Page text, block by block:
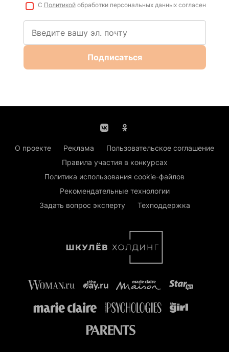
С Политикойобработки персональных данных согласен
Подписаться
О проекте Реклама
Пользовательское соглашение
Правила участия в конкурсах
Политика использования cookie-файлов
Рекомендательные технологии
Задать вопрос эксперту
Техподдержка